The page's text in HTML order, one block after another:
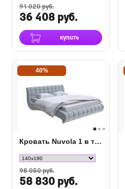
91 020 руб.
36 408 руб.
купить
40%
Кровать Nuvola 1 в ткани
98 050 руб.
58 830 руб.